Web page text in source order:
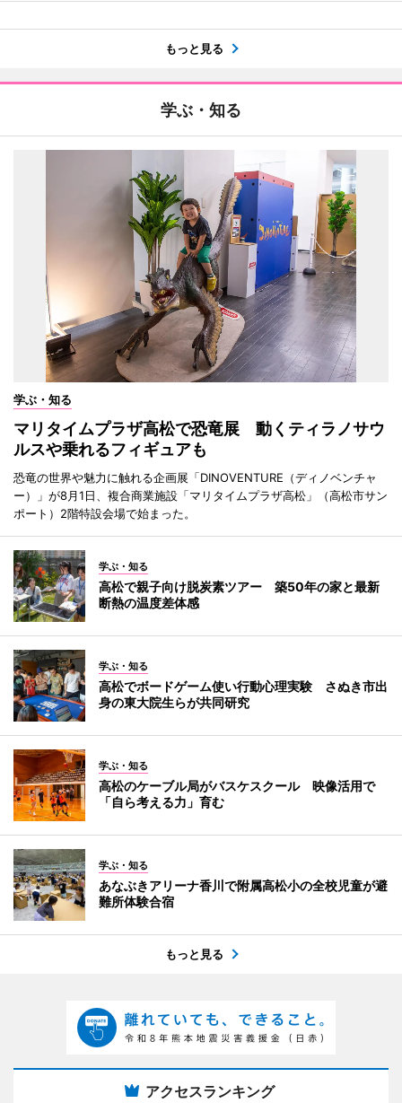
もっと見る
学ぶ・知る
学ぶ・知る
マリタイムプラザ高松で恐竜展 動くティラノサウ
ルスや乗れるフィギュアも
恐竜の世界や魅力に触れる企画展「DINOVENTURE（ディノベンチャ
ー）」が8月1日、複合商業施設「マリタイムプラザ高松」（高松市サン
ポート）2階特設会場で始まった。
学ぶ・知る
高松で親子向け脱炭素ツアー 築50年の家と最新
断熱の温度差体感
学ぶ・知る
高松でボードゲーム使い行動心理実験 さぬき市出
身の東大院生らが共同研究
学ぶ・知る
高松のケーブル局がバスケスクール 映像活用で
「自ら考える力」育む
学ぶ・知る
あなぶきアリーナ香川で附属高松小の全校児童が避
難所体験合宿
もっと見る
アクセスランキング